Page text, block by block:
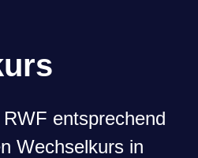
entsprechend
Wechselkurs in